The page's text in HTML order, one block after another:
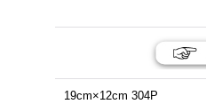
19cm×12cm 304P